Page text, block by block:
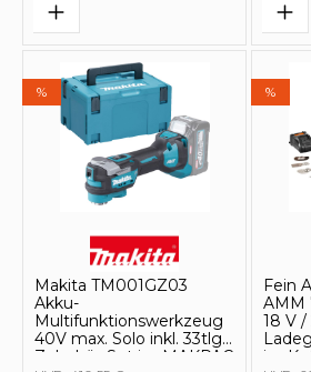
%
Makita TM001GZ03
Akku-
Multifunktionswerkzeug
40V max. Solo inkl. 33tlg.
Zubehör-Set im MAKPAC
%
Fein
AMM
18 V /
im